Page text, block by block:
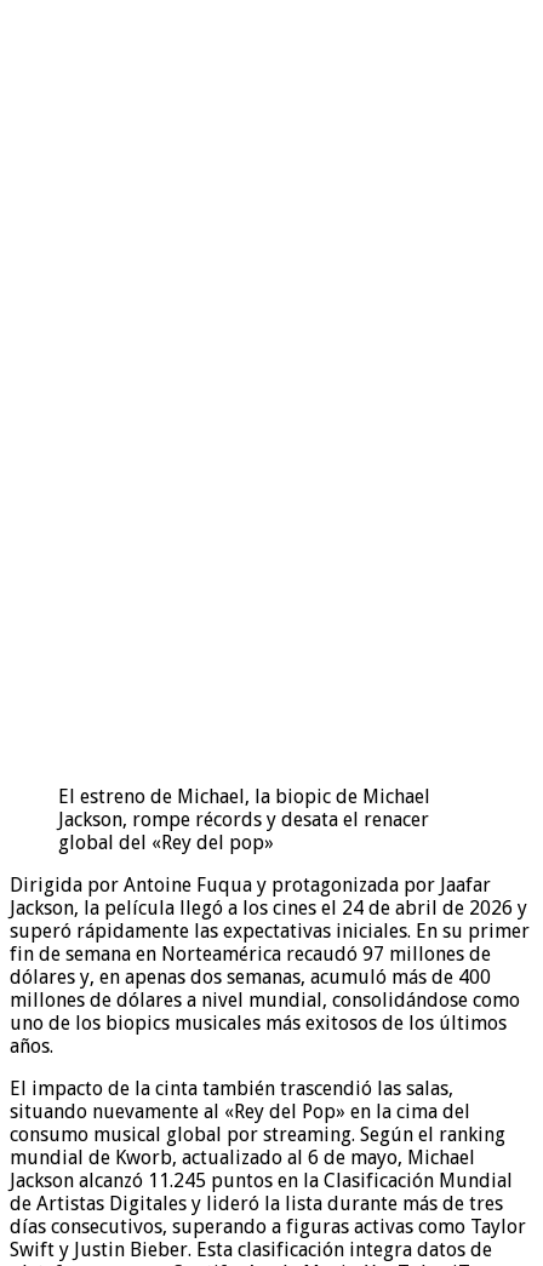
El estreno de Michael, la biopic de Michael
Jackson, rompe récords y desata el renacer
global del «Rey del pop»
Dirigida por Antoine Fuqua y protagonizada por Jaafar
Jackson, la película llegó a los cines el 24 de abril de 2026 y
superó rápidamente las expectativas iniciales. En su primer
fin de semana en Norteamérica recaudó 97 millones de
dólares y, en apenas dos semanas, acumuló más de 400
millones de dólares a nivel mundial, consolidándose como
uno de los biopics musicales más exitosos de los últimos
años.
El impacto de la cinta también trascendió las salas,
situando nuevamente al «Rey del Pop» en la cima del
consumo musical global por streaming. Según el ranking
mundial de Kworb, actualizado al 6 de mayo, Michael
Jackson alcanzó 11.245 puntos en la Clasificación Mundial
de Artistas Digitales y lideró la lista durante más de tres
días consecutivos, superando a figuras activas como Taylor
Swift y Justin Bieber. Esta clasificación integra datos de